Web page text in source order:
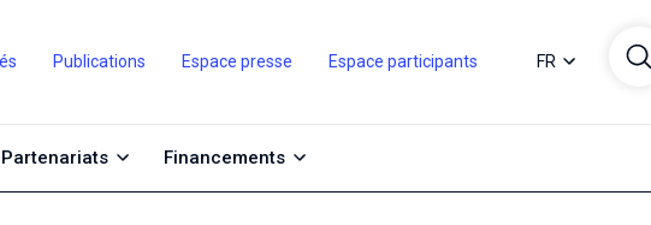
Publications Espace presse Espace participants FR
Partenariats Financements